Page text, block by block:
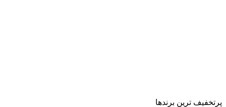
پرتخفیف ترین برندها